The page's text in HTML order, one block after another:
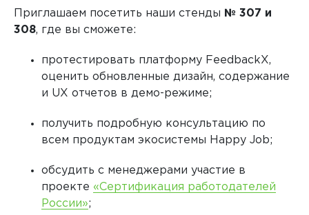
Приглашаем посетить наши стенды № 307 и
308, где вы сможете:
протестировать платформу FeedbackX,
оценить обновленные дизайн, содержание
и UX отчетов в демо-режиме;
получить подробную консультацию по
всем продуктам экосистемы Happy Job;
обсудить с менеджерами участие в
проекте «Сертификация работодателей
России»;